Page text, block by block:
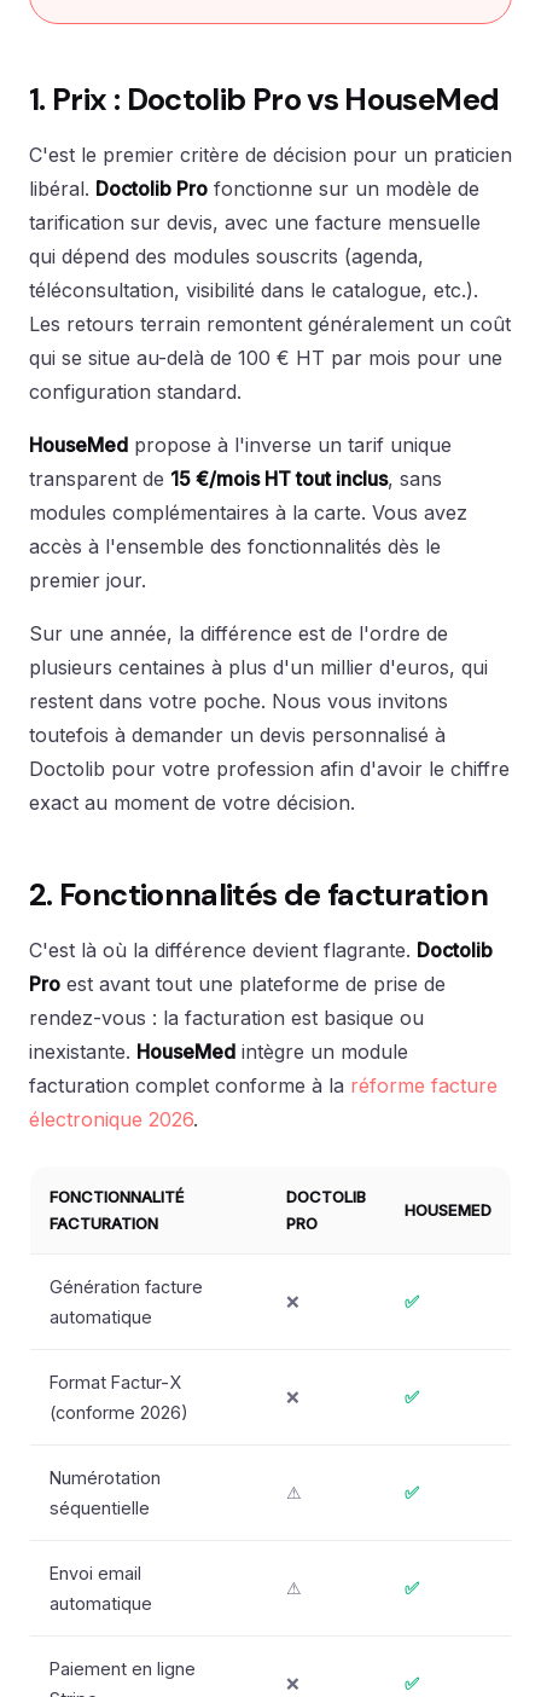
1. Prix : Doctolib Pro vs HouseMed
C'est le premier critère de décision pour un praticien
libéral. Doctolib Pro fonctionne sur un modèle de
tarification sur devis, avec une facture mensuelle
qui dépend des modules souscrits (agenda,
téléconsultation, visibilité dans le catalogue, etc.).
Les retours terrain remontent généralement un coût
qui se situe au-delà de 100 € HT par mois pour une
configuration standard.
HouseMed propose à l'inverse un tarif unique
transparent de 15 €/mois HT tout inclus, sans
modules complémentaires à la carte. Vous avez
accès à l'ensemble des fonctionnalités dès le
premier jour.
Sur une année, la différence est de l'ordre de
plusieurs centaines à plus d'un millier d'euros, qui
restent dans votre poche. Nous vous invitons
toutefois à demander un devis personnalisé à
Doctolib pour votre profession afin d'avoir le chiffre
exact au moment de votre décision.
2. Fonctionnalités de facturation
C'est là où la différence devient flagrante. Doctolib
Pro est avant tout une plateforme de prise de
rendez-vous : la facturation est basique ou
inexistante. HouseMed intègre un module
facturation complet conforme à la réforme facture
électronique 2026.
FONCTIONNALITÉ
FACTURATION
DOCTOLIB
PRO
HOUSEMED
Génération facture
automatique
❌ ✅
Format Factur-X
(conforme 2026)
❌ ✅
Numérotation
séquentielle
⚠ ✅
Envoi email
automatique
⚠ ✅
Paiement en ligne
❌ ✅